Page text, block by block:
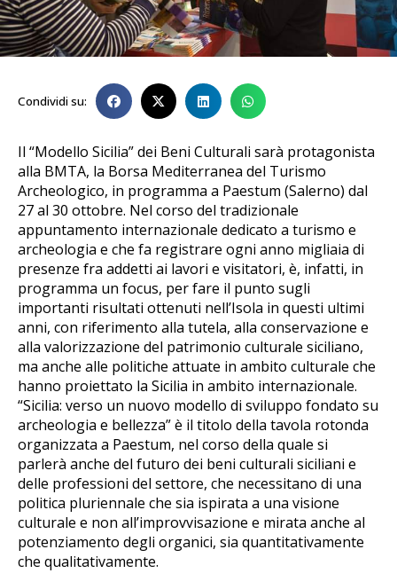
Condividi su:
Il “Modello Sicilia” dei Beni Culturali sarà protagonista
alla BMTA, la Borsa Mediterranea del Turismo
Archeologico, in programma a Paestum (Salerno) dal
27 al 30 ottobre. Nel corso del tradizionale
appuntamento internazionale dedicato a turismo e
archeologia e che fa registrare ogni anno migliaia di
presenze fra addetti ai lavori e visitatori, è, infatti, in
programma un focus, per fare il punto sugli
importanti risultati ottenuti nell’Isola in questi ultimi
anni, con riferimento alla tutela, alla conservazione e
alla valorizzazione del patrimonio culturale siciliano,
ma anche alle politiche attuate in ambito culturale che
hanno proiettato la Sicilia in ambito internazionale.
“Sicilia: verso un nuovo modello di sviluppo fondato su
archeologia e bellezza” è il titolo della tavola rotonda
organizzata a Paestum, nel corso della quale si
parlerà anche del futuro dei beni culturali siciliani e
delle professioni del settore, che necessitano di una
politica pluriennale che sia ispirata a una visione
culturale e non all’improvvisazione e mirata anche al
potenziamento degli organici, sia quantitativamente
che qualitativamente.